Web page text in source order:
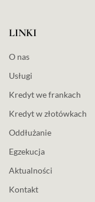
LINKI
O nas
Usługi
Kredyt we frankach
Kredyt w złotówkach
Oddłużanie
Egzekucja
Aktualności
Kontakt